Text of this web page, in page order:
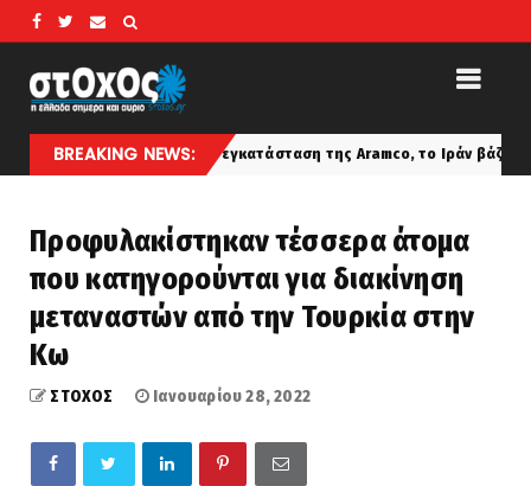
BREAKING NEWS:
χτύπησαν εγκατάσταση της Aramco, το Ιράν βάζει πιο σκληρούς
Προφυλακίστηκαν τέσσερα άτομα
που κατηγορούνται για διακίνηση
μεταναστών από την Τουρκία στην
Κω
ΣΤΟΧΟΣ Ιανουαρίου 28, 2022